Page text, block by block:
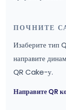
ПОЧНИТЕ
Изаберите тип
направите
QR Cake-у.
Направите QR